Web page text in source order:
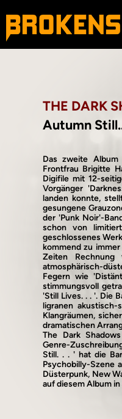
THE DARK
Autumn
Das zweite Album
Frontfrau Brigitte
Digifile mit 12-
Vorgänger
landen konnte,
gesungene
der 'Punk Noir'-
schon von
geschlossenes
kommend zu
Zeiten
atmosphärisch-
Fegern wie
stimmungsvoll
'Still Lives. . . '. Die
ligranen
Klangräumen,
dramatischen
The Dark
Genre-
Still. . . ' hat die
Psychobilly-Szene
Düsterpunk, New
auf diesem Album